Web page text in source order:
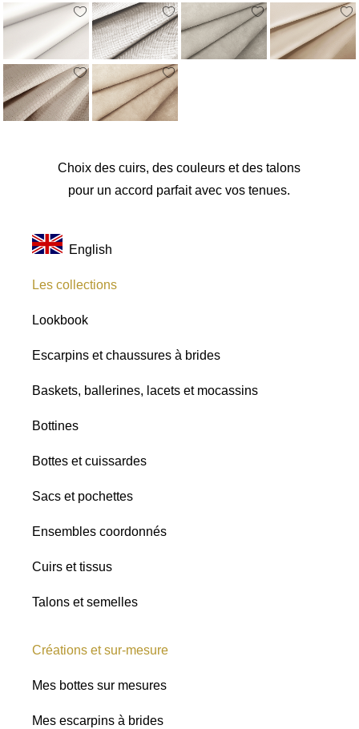
Satins
Paillettes
Toutes les
nuances
Choix des cuirs, des couleurs et des talons
pour un accord parfait avec vos tenues.
English
Les collections
Lookbook
Escarpins et chaussures à brides
Baskets, ballerines, lacets et mocassins
Bottines
Bottes et cuissardes
Sacs et pochettes
Ensembles coordonnés
Cuirs et tissus
Talons et semelles
Créations et sur-mesure
Mes bottes sur mesures
Mes escarpins à brides